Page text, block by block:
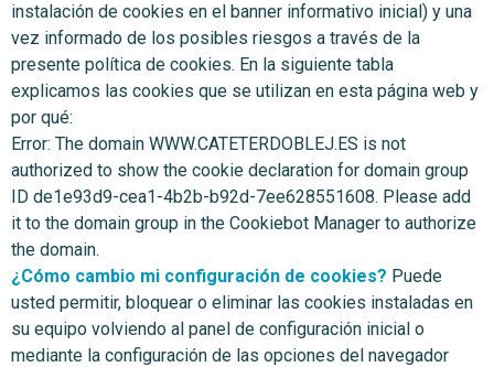
instalación de cookies en el banner informativo inicial) y una
vez informado de los posibles riesgos a través de la
presente política de cookies. En la siguiente tabla
explicamos las cookies que se utilizan en esta página web y
por qué:
Error: The domain WWW.CATETERDOBLEJ.ES is not
authorized to show the cookie declaration for domain group
ID de1e93d9-cea1-4b2b-b92d-7ee628551608. Please add
it to the domain group in the Cookiebot Manager to authorize
the domain.
¿Cómo cambio mi configuración de cookies? Puede
usted permitir, bloquear o eliminar las cookies instaladas en
su equipo volviendo al panel de configuración inicial o
mediante la configuración de las opciones del navegador